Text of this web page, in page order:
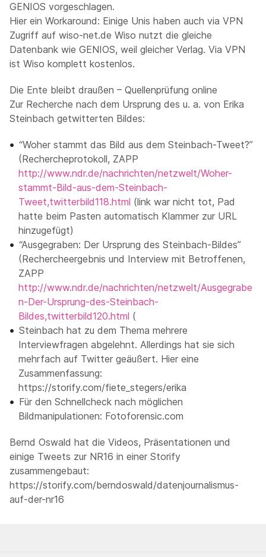
GENIOS vorgeschlagen.
Hier ein Workaround: Einige Unis haben auch via VPN
Zugriff auf wiso-net.de Wiso nutzt die gleiche
Datenbank wie GENIOS, weil gleicher Verlag. Via VPN
ist Wiso komplett kostenlos.
Die Ente bleibt draußen – Quellenprüfung online
Zur Recherche nach dem Ursprung des u. a. von Erika
Steinbach getwitterten Bildes:
“Woher stammt das Bild aus dem Steinbach-Tweet?”
(Rechercheprotokoll, ZAPP
http://www.ndr.de/nachrichten/netzwelt/Woher-
stammt-Bild-aus-dem-Steinbach-
Tweet,twitterbild118.html (link war nicht tot, Pad
hatte beim Pasten automatisch Klammer zur URL
hinzugefügt)
“Ausgegraben: Der Ursprung des Steinbach-Bildes”
(Rechercheergebnis und Interview mit Betroffenen,
ZAPP
http://www.ndr.de/nachrichten/netzwelt/Ausgegrabe
n-Der-Ursprung-des-Steinbach-
Bildes,twitterbild120.html (
Steinbach hat zu dem Thema mehrere
Interviewfragen abgelehnt. Allerdings hat sie sich
mehrfach auf Twitter geäußert. Hier eine
Zusammenfassung:
https://storify.com/fiete_stegers/erika
Für den Schnellcheck nach möglichen
Bildmanipulationen: Fotoforensic.com
Bernd Oswald hat die Videos, Präsentationen und
einige Tweets zur NR16 in einer Storify
zusammengebaut:
https://storify.com/berndoswald/datenjournalismus-
auf-der-nr16